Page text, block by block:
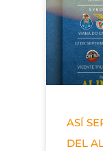
ASÍ
DEL